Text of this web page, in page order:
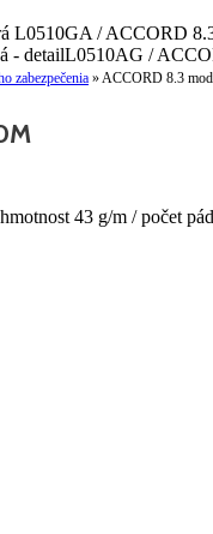
zabezpečenia »ACCORD 8.3
43 g/m / počet